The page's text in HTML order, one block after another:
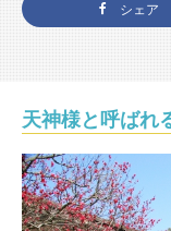
シェア
天神様と呼ばれ